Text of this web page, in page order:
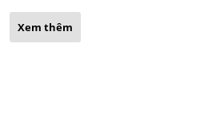
Xem thêm